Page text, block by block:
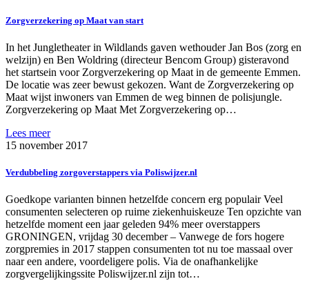
Zorgverzekering op Maat van start
In het Jungletheater in Wildlands gaven wethouder Jan Bos (zorg en
welzijn) en Ben Woldring (directeur Bencom Group) gisteravond
het startsein voor Zorgverzekering op Maat in de gemeente Emmen.
De locatie was zeer bewust gekozen. Want de Zorgverzekering op
Maat wijst inwoners van Emmen de weg binnen de polisjungle.
Zorgverzekering op Maat Met Zorgverzekering op…
Lees meer
15 november 2017
Verdubbeling zorgoverstappers via Poliswijzer.nl
Goedkope varianten binnen hetzelfde concern erg populair Veel
consumenten selecteren op ruime ziekenhuiskeuze Ten opzichte van
hetzelfde moment een jaar geleden 94% meer overstappers
GRONINGEN, vrijdag 30 december – Vanwege de fors hogere
zorgpremies in 2017 stappen consumenten tot nu toe massaal over
naar een andere, voordeligere polis. Via de onafhankelijke
zorgvergelijkingssite Poliswijzer.nl zijn tot…